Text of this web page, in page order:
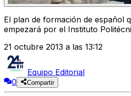
El plan de formación de español
empezará por el Instituto
21 octubre 2013 a las 13:12
Equipo Editorial
0
Compartir